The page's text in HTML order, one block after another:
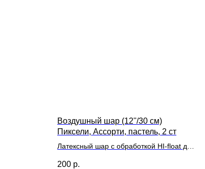
Воздушный шар (12''/30 см)
Пиксели, Ассорти, пастель, 2 ст
Латексный шар с обработкой HI-float для
200 р.